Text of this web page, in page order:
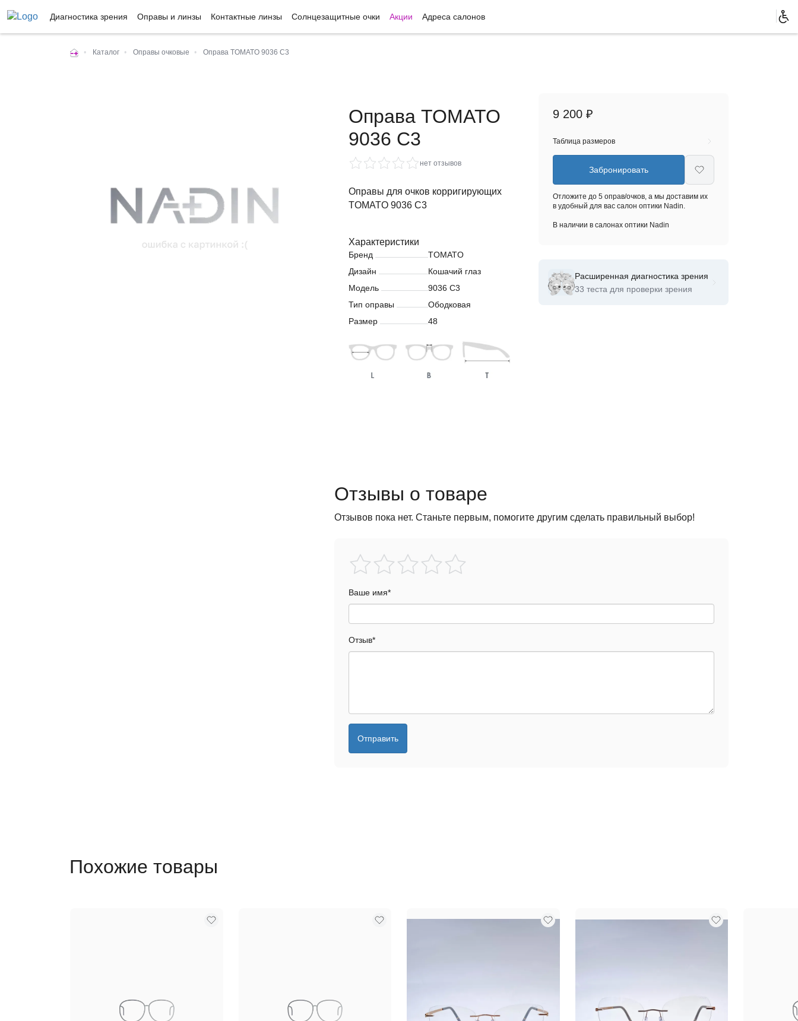
Диагностика зрения Оправы и линзы Контактные линзы Солнцезащитные очки Акции Адреса салонов
• Каталог • Оправы очковые • Оправа TOMATO 9036 С3
Оправа TOMATO
9036 С3
нет отзывов
Оправы для очков корригирующих
TOMATO 9036 С3
Характеристики
Бренд
TOMATO
Дизайн
Кошачий глаз
Модель
9036 С3
Тип оправы
Ободковая
Размер
48
9 200 ₽
Таблица размеров
Забронировать
Отложите до 5 оправ/очков, а мы доставим их
в удобный для вас салон оптики Nadin.
В наличии в салонах оптики Nadin
Расширенная диагностика зрения
33 теста для проверки зрения
Отзывы о товаре
Отзывов пока нет. Станьте первым, помогите другим сделать правильный выбор!
Ваше имя*
Отзыв*
Отправить
Похожие товары